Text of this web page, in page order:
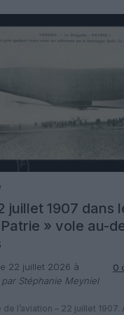
juillet 1907 dans
» vole au-
22 juillet 2026 à
par Stéphanie Meyniel
0
l’aviation – 22 juillet 1907.